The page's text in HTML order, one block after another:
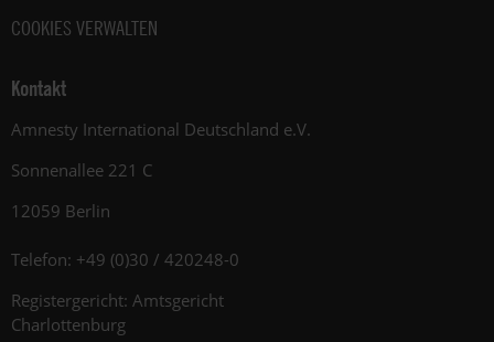
COOKIES VERWALTEN
Kontakt
Amnesty International Deutschland e.V.
Sonnenallee 221 C
12059 Berlin
Telefon: +49 (0)30 / 420248-0
Registergericht: Amtsgericht
Charlottenburg